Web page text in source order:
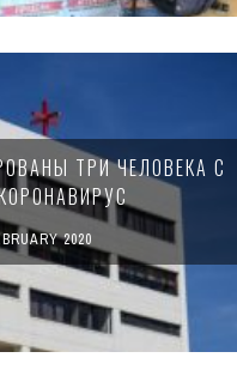
ТРИ ЧЕЛОВЕКА С
2020